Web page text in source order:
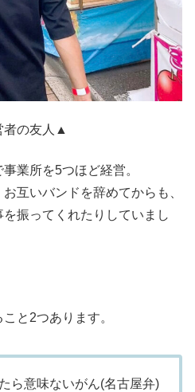
者の友人▲
業所を5つほど経営。
互いバンドを辞めてからも、
振ってくれたりしていまし
と2つあります。
ら意味ないがん(名古屋弁)